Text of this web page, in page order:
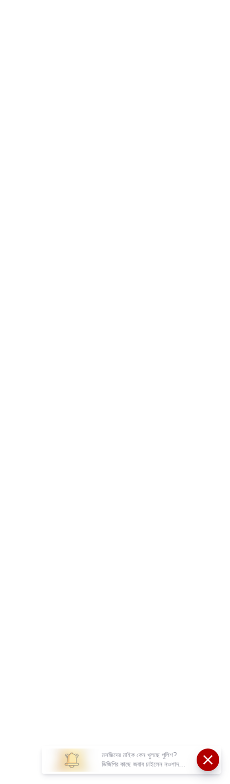
মসজিদের মাইক কেন খুলছে পুলিশ?
ডিজিপির কাছে জবাব চাইলেন নওশাদ
সিদ্দিকী; ব্যাখ্যা না মিললে আইনি পদক্ষেপের